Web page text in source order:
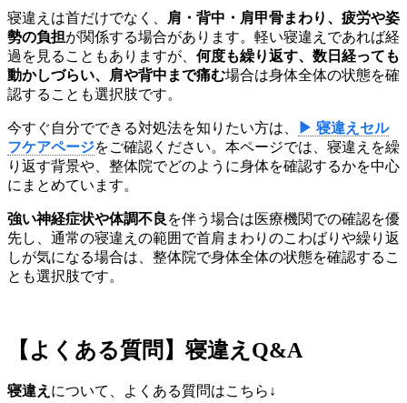
寝違えは首だけでなく、
肩・背中・肩甲骨まわり、疲労や姿
勢の負担が関係する場合があります。軽い寝違えであれば経
過を見ることもありますが、 何度も繰り返す、数日経っても
動かしづらい、肩や背中まで痛む場合は身体全体の状態を確
認することも選択肢です。
今すぐ自分でできる対処法を知りたい方は、
▶ 寝違えセル
フケアページをご確認ください。本ページでは、寝違えを繰
り返す背景や、整体院でどのように身体を確認するかを中心
にまとめています。
強い神経症状や体調不良 を伴う場合は医療機関での確認を優
先し、通常の寝違えの範囲で首肩まわりのこわばりや繰り返
しが気になる場合は、整体院で身体全体の状態を確認するこ
とも選択肢です。
【よくある質問】寝違えQ&A
寝違え について、よくある質問はこちら↓